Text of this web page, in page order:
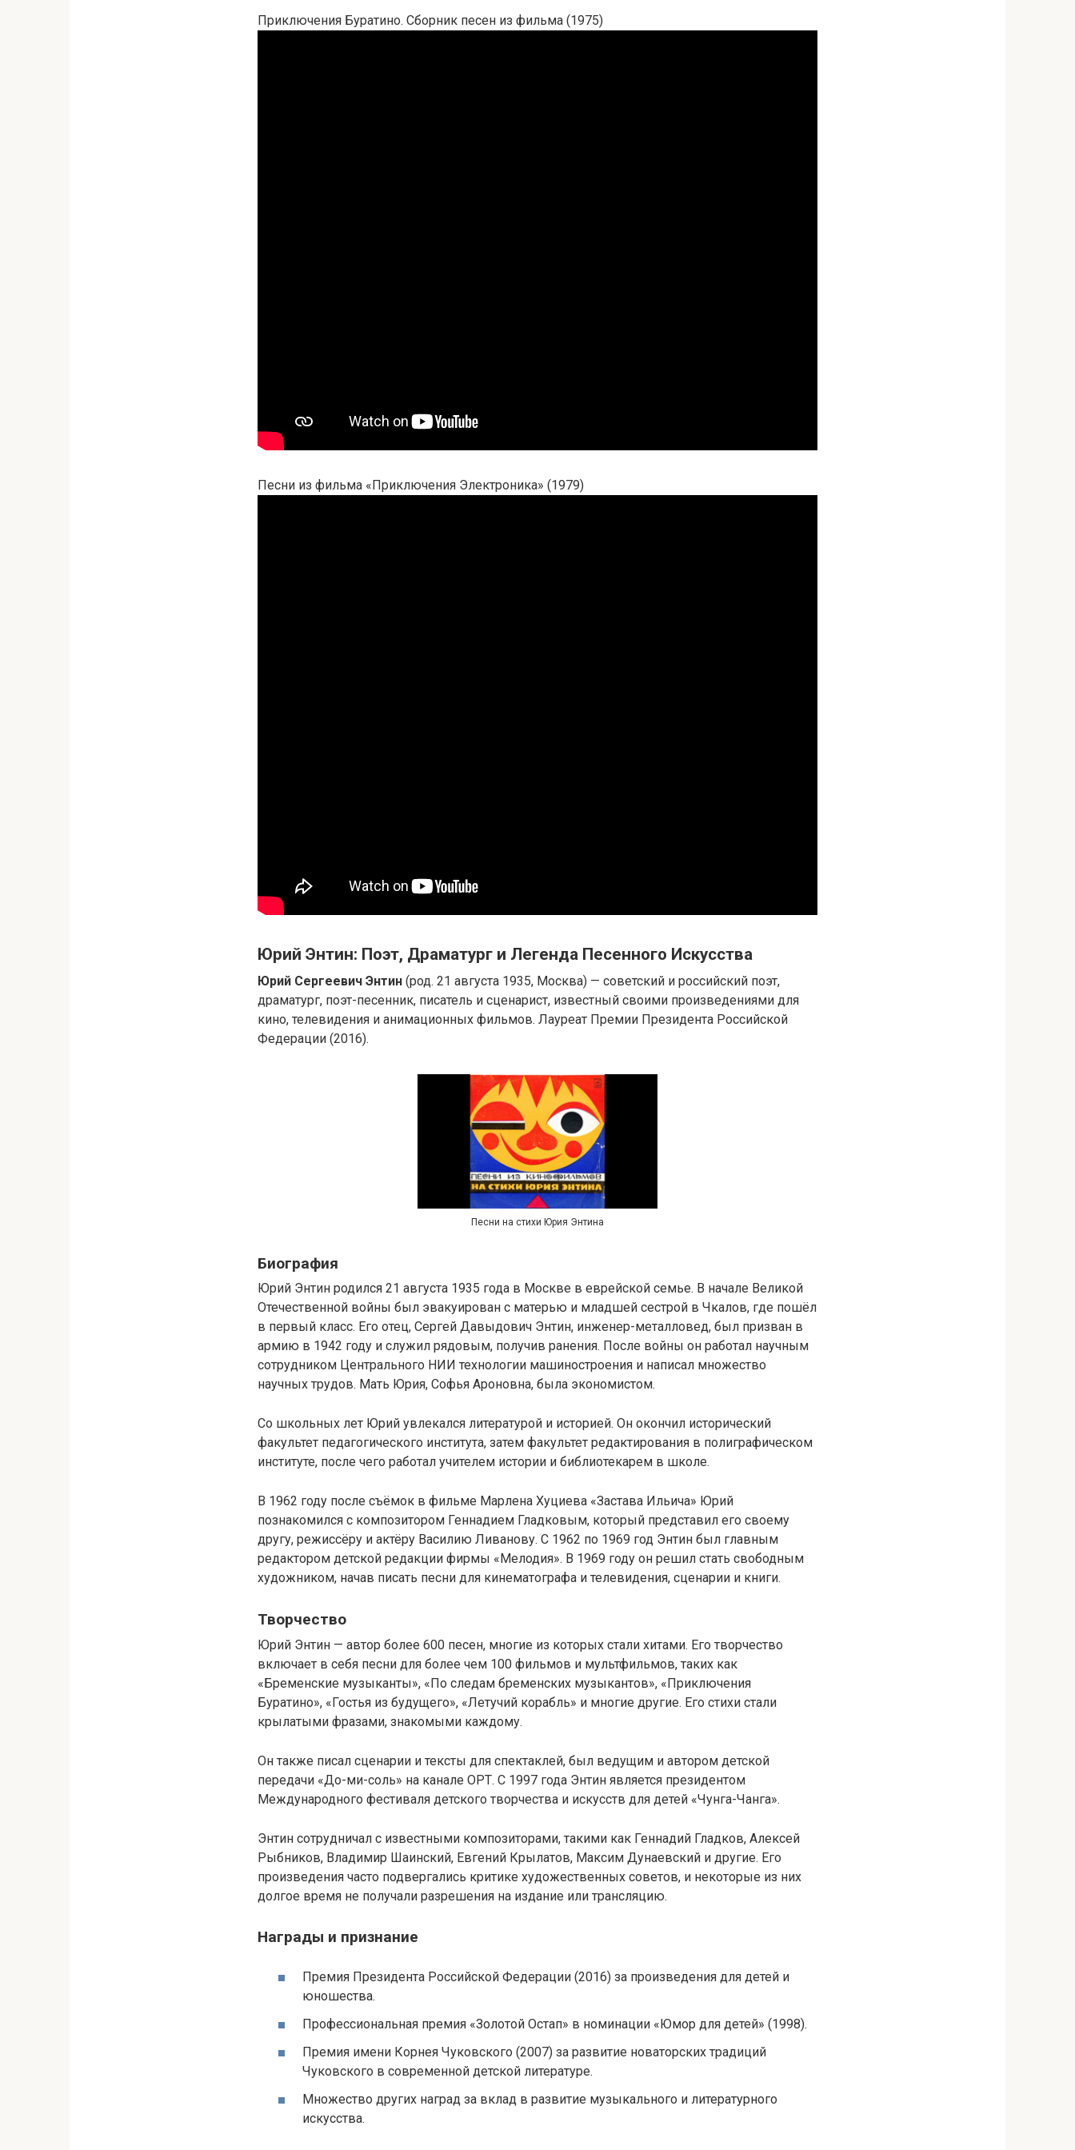
Приключения Буратино. Сборник песен из фильма (1975)
Песни из фильма «Приключения Электроника» (1979)
Юрий Энтин: Поэт, Драматург и Легенда Песенного Искусства
Юрий Сергеевич Энтин (род. 21 августа 1935, Москва) — советский и российский поэт,
драматург, поэт-песенник, писатель и сценарист, известный своими произведениями для
кино, телевидения и анимационных фильмов. Лауреат Премии Президента Российской
Федерации (2016).
Песни на стихи Юрия Энтина
Биография
Юрий Энтин родился 21 августа 1935 года в Москве в еврейской семье. В начале Великой
Отечественной войны был эвакуирован с матерью и младшей сестрой в Чкалов, где пошёл
в первый класс. Его отец, Сергей Давыдович Энтин, инженер-металловед, был призван в
армию в 1942 году и служил рядовым, получив ранения. После войны он работал научным
сотрудником Центрального НИИ технологии машиностроения и написал множество
научных трудов. Мать Юрия, Софья Ароновна, была экономистом.
Со школьных лет Юрий увлекался литературой и историей. Он окончил исторический
факультет педагогического института, затем факультет редактирования в полиграфическом
институте, после чего работал учителем истории и библиотекарем в школе.
В 1962 году после съёмок в фильме Марлена Хуциева «Застава Ильича» Юрий
познакомился с композитором Геннадием Гладковым, который представил его своему
другу, режиссёру и актёру Василию Ливанову. С 1962 по 1969 год Энтин был главным
редактором детской редакции фирмы «Мелодия». В 1969 году он решил стать свободным
художником, начав писать песни для кинематографа и телевидения, сценарии и книги.
Творчество
Юрий Энтин — автор более 600 песен, многие из которых стали хитами. Его творчество
включает в себя песни для более чем 100 фильмов и мультфильмов, таких как
«Бременские музыканты», «По следам бременских музыкантов», «Приключения
Буратино», «Гостья из будущего», «Летучий корабль» и многие другие. Его стихи стали
крылатыми фразами, знакомыми каждому.
Он также писал сценарии и тексты для спектаклей, был ведущим и автором детской
передачи «До-ми-соль» на канале ОРТ. С 1997 года Энтин является президентом
Международного фестиваля детского творчества и искусств для детей «Чунга-Чанга».
Энтин сотрудничал с известными композиторами, такими как Геннадий Гладков, Алексей
Рыбников, Владимир Шаинский, Евгений Крылатов, Максим Дунаевский и другие. Его
произведения часто подвергались критике художественных советов, и некоторые из них
долгое время не получали разрешения на издание или трансляцию.
Награды и признание
Премия Президента Российской Федерации (2016) за произведения для детей и
юношества.
Профессиональная премия «Золотой Остап» в номинации «Юмор для детей» (1998).
Премия имени Корнея Чуковского (2007) за развитие новаторских традиций
Чуковского в современной детской литературе.
Множество других наград за вклад в развитие музыкального и литературного
искусства.